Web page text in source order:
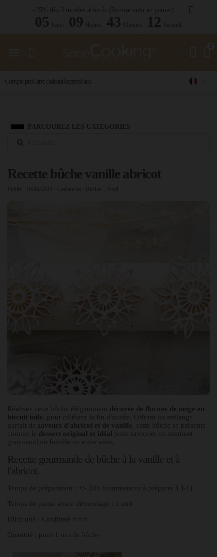
Compte pro Carte cadeau Recettes Pack
PARCOUREZ LES CATÉGORIES
Recette bûche vanille abricot
Publié : 16/06/2026
Réalisez cette bûche élégamment décorée de flocons de neige en
biscuit tuile , pour célébrer la fin d'année. Offrant un mélange
parfait de saveurs d'abricot et de vanille , cette bûche se présente
comme le dessert original et idéal pour savourer un moment
gourmand en famille ou entre amis.
Recette gourmande de bûche à la vanille et à
l'abricot.
Temps de préparation : +/- 24h (commencez à préparer à J-1)
Temps de pause avant démoulage : 1 nuit
Difficulté : Confirmé ⭐⭐⭐
Quantité : pour 1 moule bûche